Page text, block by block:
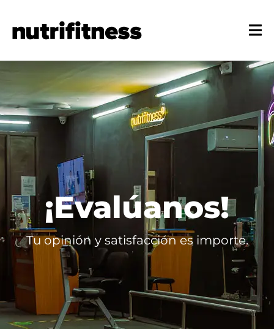
¡Evalúanos!
Tu opinión y satisfacción es importe.